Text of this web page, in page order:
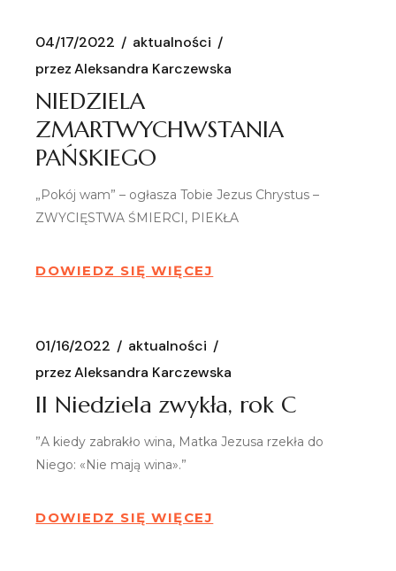
04/17/2022
aktualności
przez Aleksandra Karczewska
NIEDZIELA
ZMARTWYCHWSTANIA
PAŃSKIEGO
„Pokój wam” – ogłasza Tobie Jezus Chrystus –
ZWYCIĘSTWA ŚMIERCI, PIEKŁA
DOWIEDZ SIĘ WIĘCEJ
01/16/2022
aktualności
przez Aleksandra Karczewska
II Niedziela zwykła, rok C
”A kiedy zabrakło wina, Matka Jezusa rzekła do
Niego: «Nie mają wina».”
DOWIEDZ SIĘ WIĘCEJ